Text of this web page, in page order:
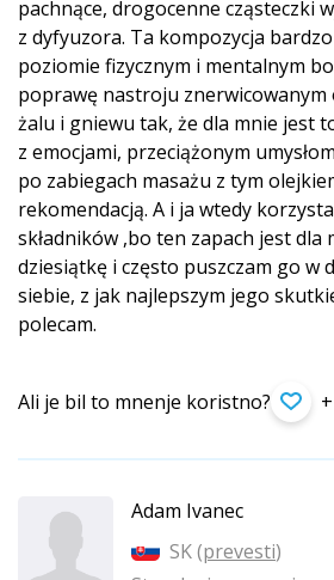
pachnące, drogocenne cząsteczki
z dyfyuzora. Ta kompozycja
poziomie fizycznym i mentalnym
poprawę nastroju znerwicowanym
żalu i gniewu tak, że dla mnie jest
z emocjami, przeciążonym
po zabiegach masażu z tym
rekomendacją. A i ja wtedy
składników ,bo ten zapach jest dla
dziesiątkę i często puszczam go w
siebie, z jak najlepszym jego
polecam.
Ali je bil to mnenje koristno?
Adam Ivanec
SK (prevesti)